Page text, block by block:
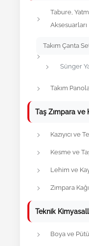
Tabure,
Aksesuarları
Takım Çanta
Sünger
Takım
Taş Zımpara ve
Kazıyıcı ve
Kesme ve
Lehim ve
Zımpara
Teknik
Boya ve